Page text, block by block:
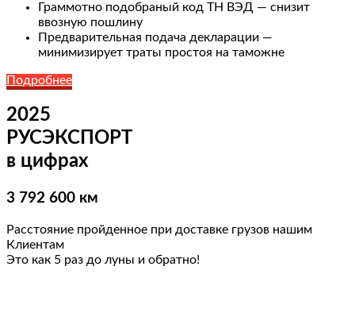
Граммотно подобраный код ТН ВЭД — снизит
ввозную пошлину
Предварительная подача декларации —
минимизирует траты простоя на таможне
Подробнее
2025
РУСЭКСПОРТ
в цифрах
3 792 600 км
Расстояние пройденное при доставке грузов нашим
Клиентам
Это как 5 раз до луны и обратно!